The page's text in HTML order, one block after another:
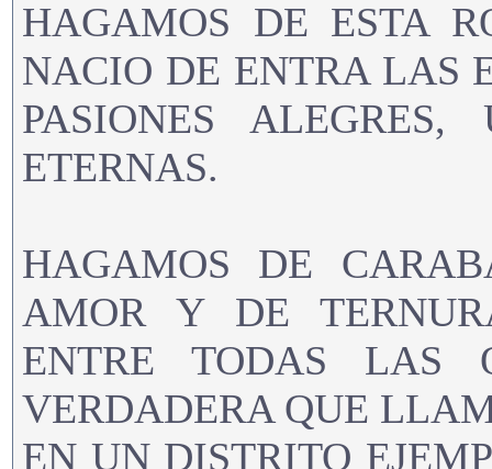
HAGAMOS DE ESTA
NACIO DE ENTRA LAS
PASIONES
ETERNAS.
HAGAMOS DE
AMOR Y DE
ENTRE TODAS LAS
VERDADERA QUE
EN UN DISTRITO